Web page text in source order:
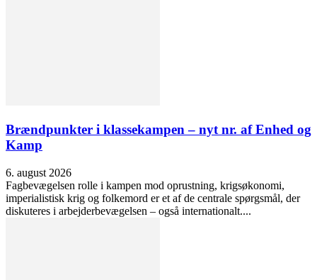
Brændpunkter i klassekampen – nyt nr. af Enhed og
Kamp
6. august 2026
Fagbevægelsen rolle i kampen mod oprustning, krigsøkonomi,
imperialistisk krig og folkemord er et af de centrale spørgsmål, der
diskuteres i arbejderbevægelsen – også internationalt....